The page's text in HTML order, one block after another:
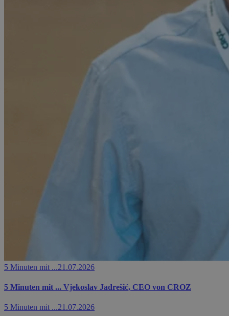
5 Minuten mit ...21.07.2026
5 Minuten mit ... Vjekoslav Jadrešić, CEO von CROZ
5 Minuten mit ...21.07.2026